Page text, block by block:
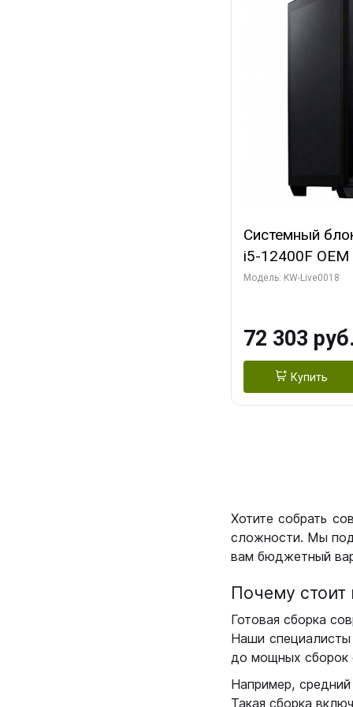
Системный
i5-12400F OEM
C6 0EC/6PC/
960 ГБ SSD)
Модель: KW-Live0018
72 303 руб.
Купить
Хотите собрать
сложности. Мы
вам бюджетный
Почему стоит
Готовая сборка
Наши
до мощных сборок
Например,
Такая сборка